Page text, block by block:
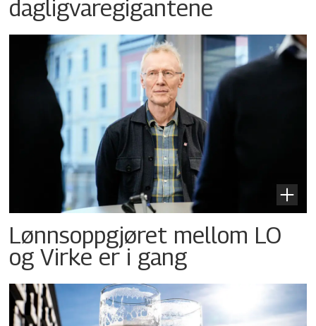
dagligvaregigantene
Lønnsoppgjøret mellom LO
og Virke er i gang